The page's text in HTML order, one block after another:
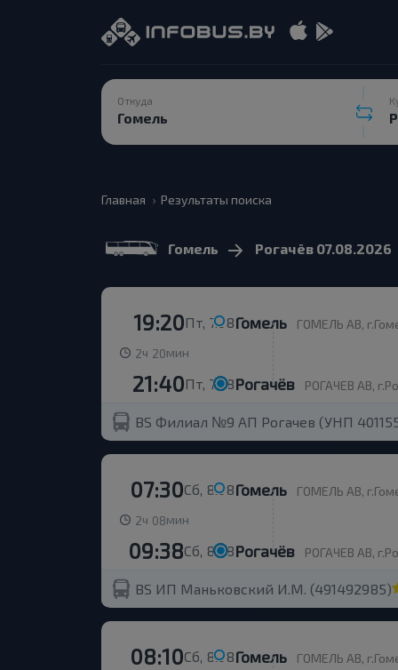
Откуда
Главная Результаты поиска
Гомель Рогачёв 07.08.2026
Пт, 7.08
19:20 Гомель
ГОМЕЛЬ АВ,
2ч 20мин
Пт, 7.08
21:40 Рогачёв РОГАЧЕВ АВ,
BS Филиал №9 АП Рогачев (УНП
Сб, 8.08
07:30 Гомель
ГОМЕЛЬ АВ,
2ч 08мин
Сб, 8.08
09:38 Рогачёв РОГАЧЕВ АВ,
BS ИП Маньковский И.М. (491492985)
Сб, 8.08
08:10 Гомель
ГОМЕЛЬ АВ,